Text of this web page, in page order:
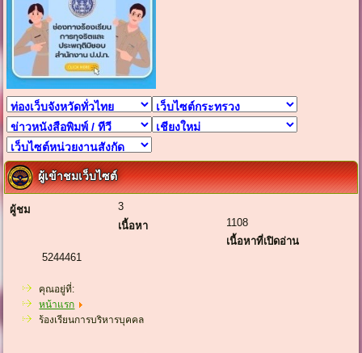
ผู้เข้าชมเว็บไซต์
ผู้ชม
3
เนื้อหา
1108
เนื้อหาที่เปิดอ่าน
5244461
คุณอยู่ที่:
หน้าแรก
ร้องเรียนการบริหารบุคคล